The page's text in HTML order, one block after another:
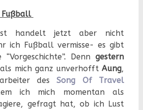
Fußball
handelt jetzt aber nicht
ich Fußball vermisse- es gibt
Denngestern
mich ganz unverhofftAung,
des Song Of Travel
ich mich momentan als
gefragt hat, ob ich Lust